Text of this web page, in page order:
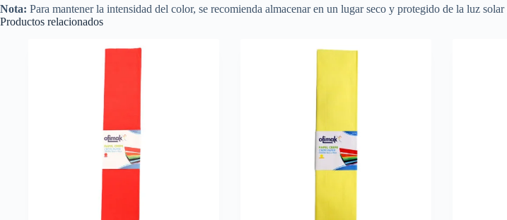
Nota: Para mantener la intensidad del color, se recomienda almacenar en un lugar seco y protegido de la luz solar
Productos relacionados